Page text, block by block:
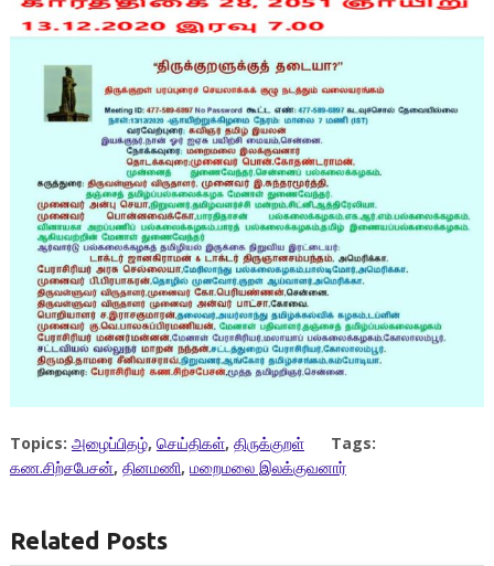
Topics: அழைப்பிதழ், செய்திகள், திருக்குறள்
Tags:
கண.சிற்சபேசன், தினமணி, மறைமலை இலக்குவனார்
Related Posts